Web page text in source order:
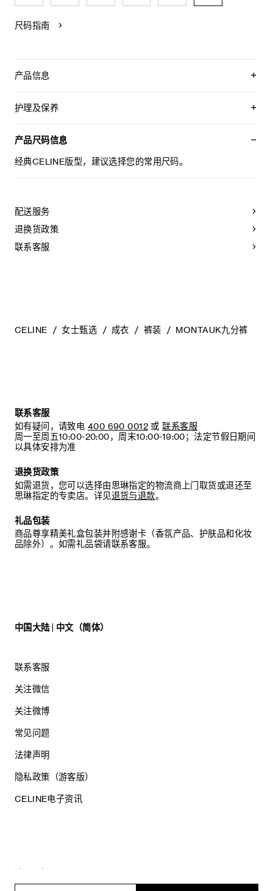
尺码指南
产品信息
经典版型
阔腿
角扣
2个褶裥
护理及保养
仅使用不含漂白剂的洗衣产品。
最高熨烫温度：110°C / 230°F
产品尺码信息
经典CELINE版型，建议选择您的常用尺码。
配送服务
退换货政策
联系客服
CELINE 女士甄选 成衣 裤装 MONTAUK九分裤
联系客服
如有疑问，请致电 400 690 0012 或 联系客服
周一至周五10:00-20:00，周末10:00-19:00；法定节假日期间
以具体安排为准
退换货政策
如需退货，您可以选择由思琳指定的物流商上门取货或退还至
思琳指定的专卖店。详见退货与退款。
礼品包装
商品尊享精美礼盒包装并附感谢卡（香氛产品、护肤品和化妆
品除外）。如需礼品袋请联系客服。
中国大陆 | 中文（简体）
联系客服
关注微信
关注微博
常见问题
法律声明
隐私政策（游客版）
CELINE电子资讯
思琳商贸（上海）有限公司